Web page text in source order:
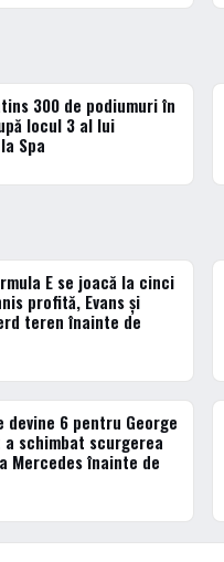
300 de podiumuri în
locul 3 al lui
Spa
E se joacă la cinci
profită, Evans și
teren înainte de
devine 6 pentru George
a schimbat scurgerea
Mercedes înainte de